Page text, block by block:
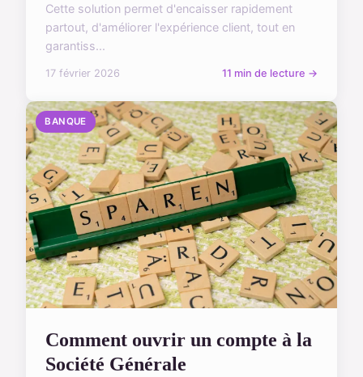
Cette solution permet d'encaisser rapidement
partout, d'améliorer l'expérience client, tout en
garantiss...
17 février 2026 11 min de lecture →
BANQUE
Comment ouvrir un compte à la
Société Générale